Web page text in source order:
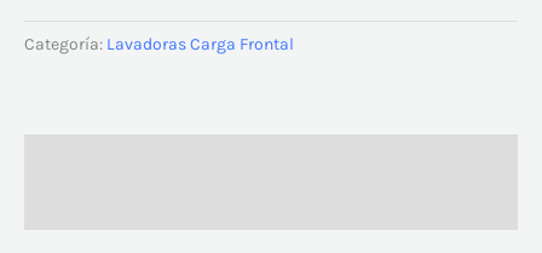
Categoría: Lavadoras Carga Frontal